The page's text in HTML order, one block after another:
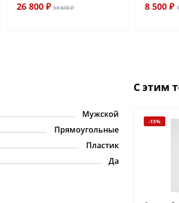
26 800 ₽ 53 600 ₽ 8 500 ₽
Мужской
Прямоугольные
Пластик
Да
С этим
-15%